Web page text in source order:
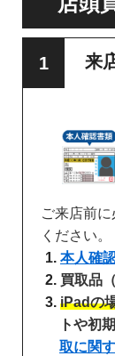
来
ご来店前
ください。
本人確
買取品
iPadの
トや初
取に関